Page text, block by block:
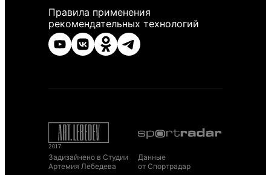
Правила применения
рекомендательных технологий
Задизайнено в Студии
Артемия Лебедева
Данные
от Спортрадар